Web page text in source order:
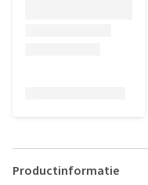
Productinformatie